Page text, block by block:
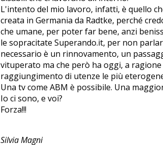
L'intento del mio lavoro, infatti, è quello
creata in Germania da Radtke, perché
che umane, per poter far bene, anzi
le sopracitate Superando.it, per non
necessario è un rinnovamento, un
vituperato ma che però ha oggi, a
raggiungimento di utenze le più
Una tv come ABM è possibile. Una
Io ci sono, e voi?
Forza!!!
Silvia Magni